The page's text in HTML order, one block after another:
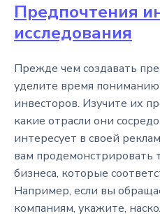
Предпочтения
исследования
Прежде чем создавать
уделите время
инвесторов. Изучите их
какие отрасли они
интересует в своей
вам продемонстрировать
бизнеса, которые
Например, если вы
компаниям, укажите,